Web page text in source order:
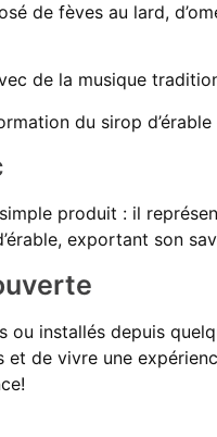
de fèves au lard,
de la musique
du sirop
produit : il
exportant son
ou installés depuis
de vivre une